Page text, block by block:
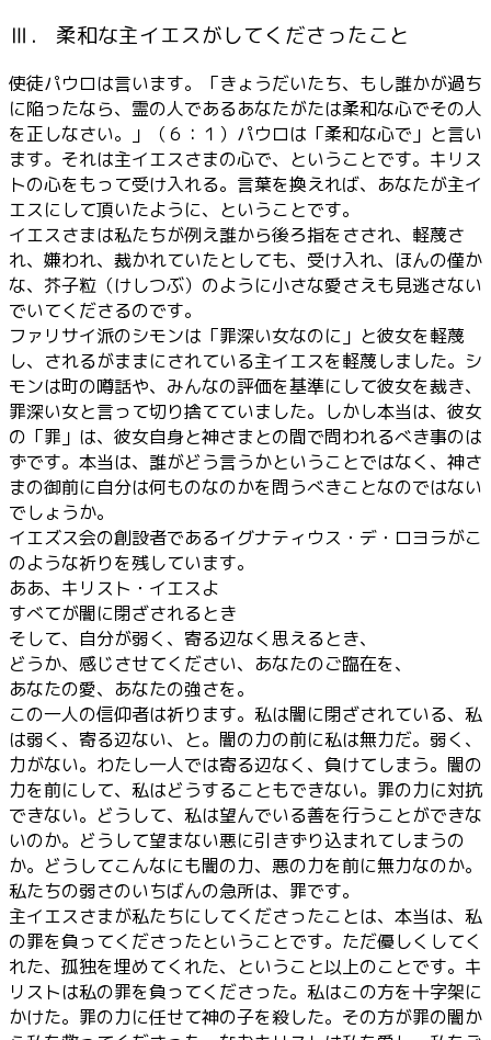
Ⅲ． 柔和な主イエスがしてくださったこと
使徒パウロは言います。「きょうだいたち、もし誰かが過ち
に陥ったなら、霊の人であるあなたがたは柔和な心でその人
を正しなさい。」（６：１）パウロは「柔和な心で」と言い
ます。それは主イエスさまの心で、ということです。キリス
トの心をもって受け入れる。言葉を換えれば、あなたが主イ
エスにして頂いたように、ということです。
イエスさまは私たちが例え誰から後ろ指をさされ、軽蔑さ
れ、嫌われ、裁かれていたとしても、受け入れ、ほんの僅か
な、芥子粒（けしつぶ）のように小さな愛さえも見逃さない
でいてくださるのです。
ファリサイ派のシモンは「罪深い女なのに」と彼女を軽蔑
し、されるがままにされている主イエスを軽蔑しました。シ
モンは町の噂話や、みんなの評価を基準にして彼女を裁き、
罪深い女と言って切り捨てていました。しかし本当は、彼女
の「罪」は、彼女自身と神さまとの間で問われるべき事のは
ずです。本当は、誰がどう言うかということではなく、神さ
まの御前に自分は何ものなのかを問うべきことなのではない
でしょうか。
イエズス会の創設者であるイグナティウス・デ・ロヨラがこ
のような祈りを残しています。
ああ、キリスト・イエスよ
すべてが闇に閉ざされるとき
そして、自分が弱く、寄る辺なく思えるとき、
どうか、感じさせてください、あなたのご臨在を、
あなたの愛、あなたの強さを。
この一人の信仰者は祈ります。私は闇に閉ざされている、私
は弱く、寄る辺ない、と。闇の力の前に私は無力だ。弱く、
力がない。わたし一人では寄る辺なく、負けてしまう。闇の
力を前にして、私はどうすることもできない。罪の力に対抗
できない。どうして、私は望んでいる善を行うことができな
いのか。どうして望まない悪に引きずり込まれてしまうの
か。どうしてこんなにも闇の力、悪の力を前に無力なのか。
私たちの弱さのいちばんの急所は、罪です。
主イエスさまが私たちにしてくださったことは、本当は、私
の罪を負ってくださったということです。ただ優しくしてく
れた、孤独を埋めてくれた、ということ以上のことです。キ
リストは私の罪を負ってくださった。私はこの方を十字架に
かけた。罪の力に任せて神の子を殺した。その方が罪の闇か